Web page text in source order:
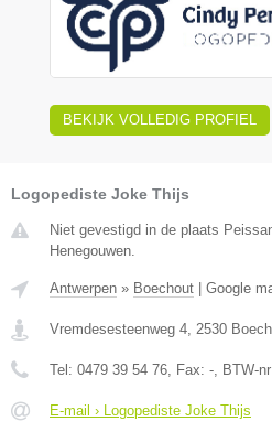
BEKIJK VOLLEDIG PROFIEL
Logopediste Joke Thijs
Niet gevestigd in de plaats
Henegouwen.
Antwerpen » Boechout Google
Vremdesesteenweg 4, 2530
Tel: 0479 39 54 76, Fax: -, BTW-
E-mail › Logopediste Joke Thijs